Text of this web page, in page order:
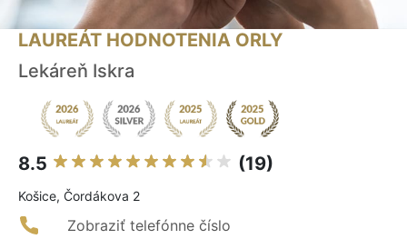
LAUREÁT HODNOTENIA ORLY
Lekáreň Iskra
8.5 (19)
Košice, Čordákova 2
Zobraziť telefónne číslo